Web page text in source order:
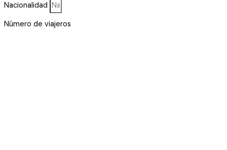
Nacionalidad
Número de viajeros